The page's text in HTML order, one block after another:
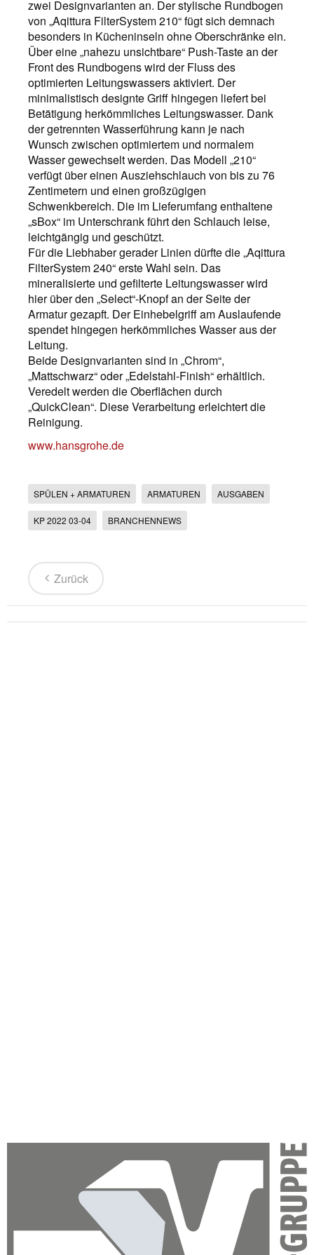
zwei Designvarianten an. Der stylische Rundbogen
von „Aqittura FilterSystem 210“ fügt sich demnach
besonders in Kücheninseln ohne Oberschränke ein.
Über eine „nahezu unsichtbare“ Push-Taste an der
Front des Rundbogens wird der Fluss des
optimierten Leitungswassers aktiviert. Der
minimalistisch designte Griff hingegen liefert bei
Betätigung herkömmliches Leitungswasser. Dank
der getrennten Wasserführung kann je nach
Wunsch zwischen optimiertem und normalem
Wasser gewechselt werden. Das Modell „210“
verfügt über einen Ausziehschlauch von bis zu 76
Zentimetern und einen großzügigen
Schwenkbereich. Die im Lieferumfang enthaltene
„sBox“ im Unterschrank führt den Schlauch leise,
leichtgängig und geschützt.
Für die Liebhaber gerader Linien dürfte die „Aqittura
FilterSystem 240“ erste Wahl sein. Das
mineralisierte und gefilterte Leitungswasser wird
hier über den „Select“-Knopf an der Seite der
Armatur gezapft. Der Einhebelgriff am Auslaufende
spendet hingegen herkömmliches Wasser aus der
Leitung.
Beide Designvarianten sind in „Chrom“,
„Mattschwarz“ oder „Edelstahl-Finish“ erhältlich.
Veredelt werden die Oberflächen durch
„QuickClean“. Diese Verarbeitung erleichtert die
Reinigung.
www.hansgrohe.de
SPÜLEN + ARMATUREN ARMATUREN AUSGABEN
KP 2022 03-04 BRANCHENNEWS
Zurück